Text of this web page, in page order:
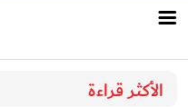
الرئيسيــة
الأكثر قراءة